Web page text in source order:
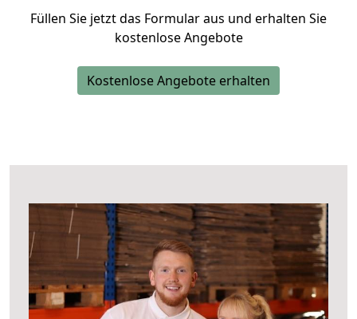
Füllen Sie jetzt das Formular aus und erhalten Sie
kostenlose Angebote
Kostenlose Angebote erhalten